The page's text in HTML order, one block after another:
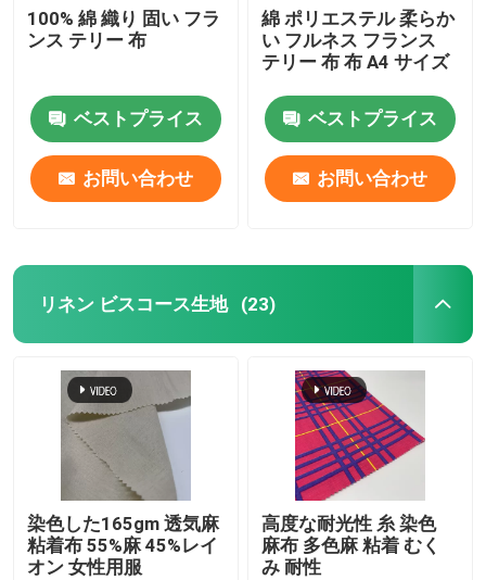
100% 綿 織り 固い フラ
ンス テリー 布
ベストプライス
お問い合わせ
綿 ポリエステル 柔らか
い フルネス フランス
テリー 布 布 A4 サイズ
ベストプライス
お問い合わせ
リネン ビスコース生地 (23)
染色した165gm 透気麻
粘着布 55%麻 45%レイ
オン 女性用服
高度な耐光性 糸 染色
麻布 多色麻 粘着 むく
み 耐性